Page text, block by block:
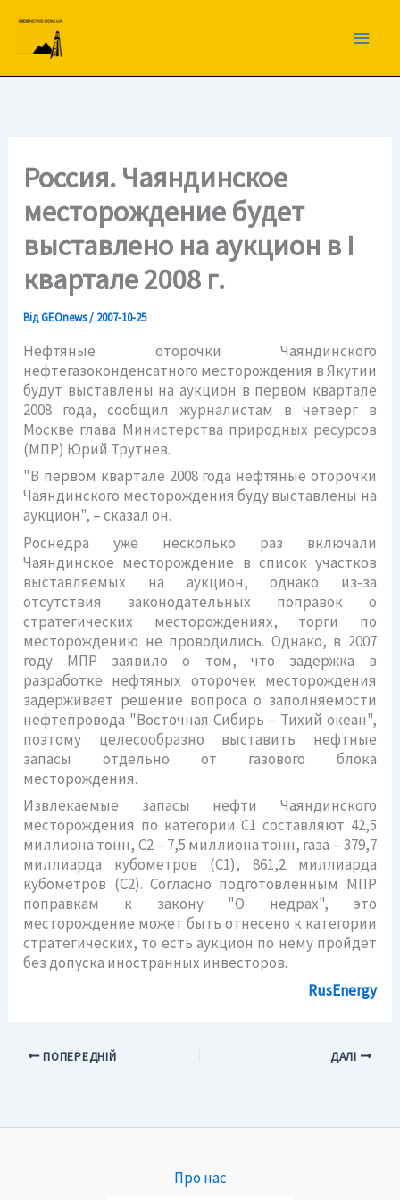
вмісту
Россия. Чаяндинское
месторождение будет
выставлено на аукцион в I
квартале 2008 г.
ВідGEOnews/ 2007-10-25
Нефтяные оторочки Чаяндинского
нефтегазоконденсатного месторождения в Якутии
будут выставлены на аукцион в первом квартале
2008 года, сообщил журналистам в четверг в
Москве глава Министерства природных ресурсов
(МПР) Юрий Трутнев.
"В первом квартале 2008 года нефтяные оторочки
Чаяндинского месторождения буду выставлены на
аукцион", – сказал он.
Роснедра уже несколько раз включали
Чаяндинское месторождение в список участков
выставляемых на аукцион, однако из-за
отсутствия законодательных поправок о
стратегических месторождениях, торги по
месторождению не проводились. Однако, в 2007
году МПР заявило о том, что задержка в
разработке нефтяных оторочек месторождения
задерживает решение вопроса о заполняемости
нефтепровода "Восточная Сибирь – Тихий океан",
поэтому целесообразно выставить нефтные
запасы отдельно от газового блока
месторождения.
Извлекаемые запасы нефти Чаяндинского
месторождения по категории С1 составляют 42,5
миллиона тонн, С2 – 7,5 миллиона тонн, газа – 379,7
миллиарда кубометров (С1), 861,2 миллиарда
кубометров (С2). Согласно подготовленным МПР
поправкам к закону "О недрах", это
месторождение может быть отнесено к категории
стратегических, то есть аукцион по нему пройдет
без допуска иностранных инвесторов.
RusEnergy
ПОПЕРЕДНІЙ ДАЛІ
Про нас